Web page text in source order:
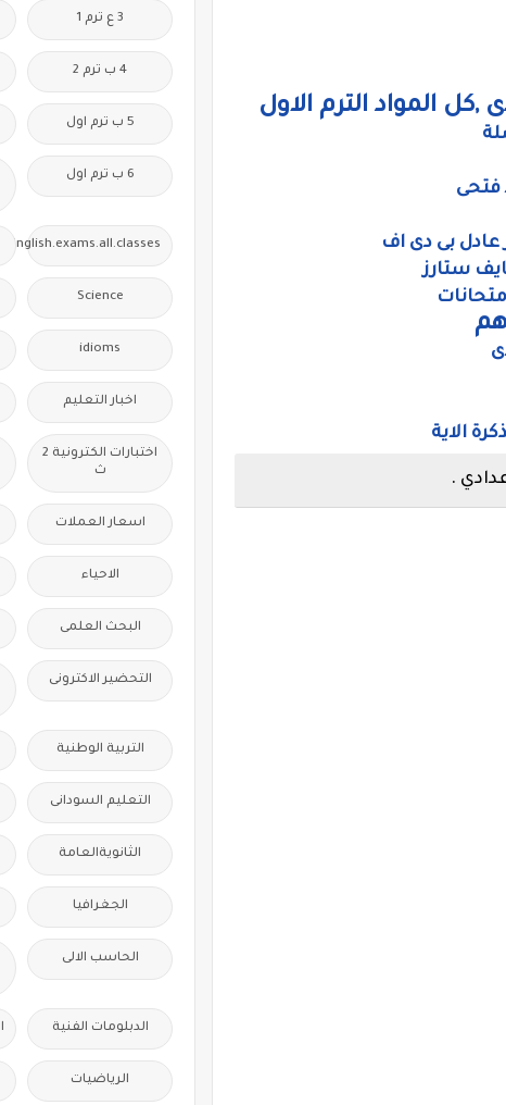
المواد الترم الاول
فتحى
عادل بى دى اف
ستارز
الاية
.
3 ع ترم 1
4 ب ترم 2
5 ب ترم اول
6 ب ترم اول
Science
idioms
اخبار التعليم
اختبارات الكترونية 2
ث
اسعار العملات
الاحياء
البحث العلمى
التحضير الاكترونى
التربية الوطنية
التعليم السودانى
الثانويةالعامة
الجغرافيا
الحاسب الالى
الدبلومات الفنية
الرياضيات